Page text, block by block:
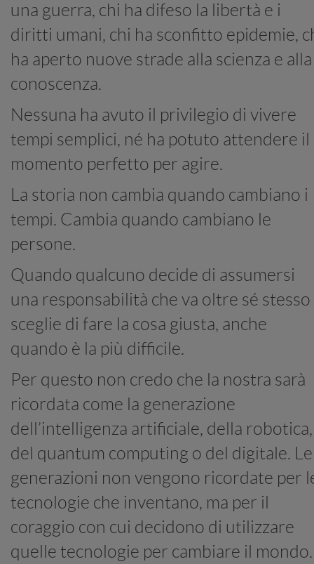
una guerra, chi ha difeso la libertà e i
diritti umani, chi ha sconfitto epidemie,
ha aperto nuove strade alla scienza e alla
conoscenza.
Nessuna ha avuto il privilegio di vivere
tempi semplici, né ha potuto attendere il
momento perfetto per agire.
La storia non cambia quando cambiano i
tempi. Cambia quando cambiano le
persone.
Quando qualcuno decide di assumersi
una responsabilità che va oltre sé stesso
sceglie di fare la cosa giusta, anche
quando è la più difficile.
Per questo non credo che la nostra sarà
ricordata come la generazione
dell’intelligenza artificiale, della robotica,
del quantum computing o del digitale. Le
generazioni non vengono ricordate per
tecnologie che inventano, ma per il
coraggio con cui decidono di utilizzare
quelle tecnologie per cambiare il mondo.